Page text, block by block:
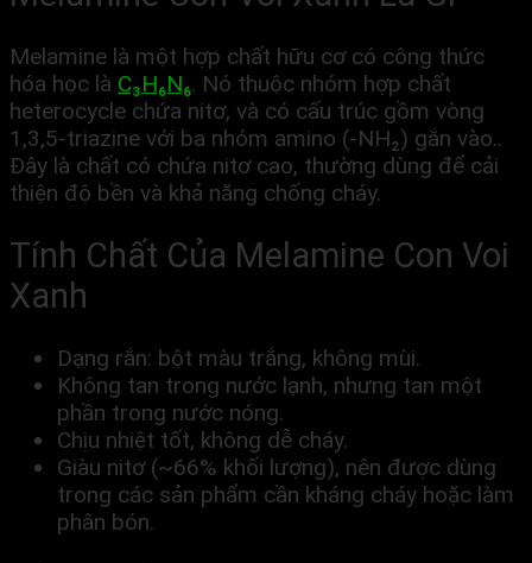
Melamine là một hợp chất hữu cơ có công thức
hóa học là C₃H₆N₆. Nó thuộc nhóm hợp chất
heterocycle chứa nitơ, và có cấu trúc gồm vòng
1,3,5-triazine với ba nhóm amino (-NH₂) gắn vào..
Đây là chất có chứa nitơ cao, thường dùng để cải
thiện độ bền và khả năng chống cháy.
Tính Chất Của Melamine Con Voi
Xanh
Dạng rắn: bột màu trắng, không mùi.
Không tan trong nước lạnh, nhưng tan một
phần trong nước nóng.
Chịu nhiệt tốt, không dễ cháy.
Giàu nitơ (~66% khối lượng), nên được dùng
trong các sản phẩm cần kháng cháy hoặc làm
phân bón.